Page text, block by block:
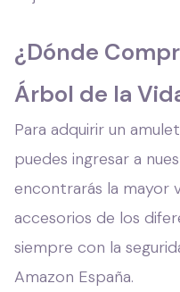
¿Dónde
Árbol de la
Para adquirir un
puedes ingresar a
encontrarás la mayor
accesorios de los
siempre con la
Amazon España.